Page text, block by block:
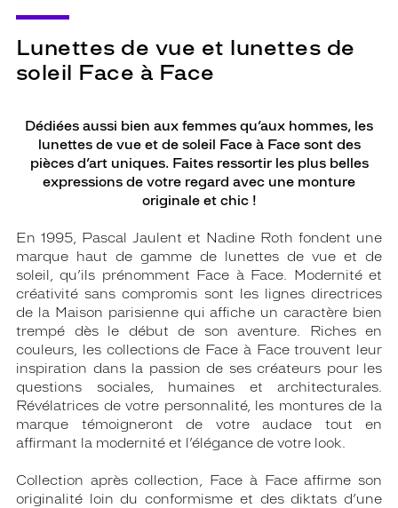
Lunettes de vue et lunettes de
soleil Face à Face
Dédiées aussi bien aux femmes qu’aux hommes, les
lunettes de vue et de soleil Face à Face sont des
pièces d’art uniques. Faites ressortir les plus belles
expressions de votre regard avec une monture
originale et chic !
En 1995, Pascal Jaulent et Nadine Roth fondent une
marque haut de gamme de lunettes de vue et de
soleil, qu’ils prénomment Face à Face. Modernité et
créativité sans compromis sont les lignes directrices
de la Maison parisienne qui affiche un caractère bien
trempé dès le début de son aventure. Riches en
couleurs, les collections de Face à Face trouvent leur
inspiration dans la passion de ses créateurs pour les
questions sociales, humaines et architecturales.
Révélatrices de votre personnalité, les montures de la
marque témoigneront de votre audace tout en
affirmant la modernité et l’élégance de votre look.
Collection après collection, Face à Face affirme son
originalité loin du conformisme et des diktats d’une